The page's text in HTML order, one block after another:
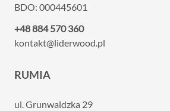
BDO: 000445601
+48 884 570 360
kontakt@liderwood.pl
RUMIA
ul. Grunwaldzka 29